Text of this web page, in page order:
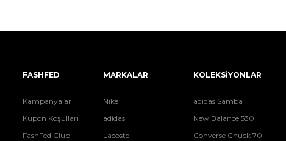
FASHFED
Kampanyalar
Kupon Koşulları
FashFed Club
MARKALAR
Nike
adidas
Lacoste
KOLEKSİYONLAR
adidas Samba
New Balance 530
Converse Chuck 70